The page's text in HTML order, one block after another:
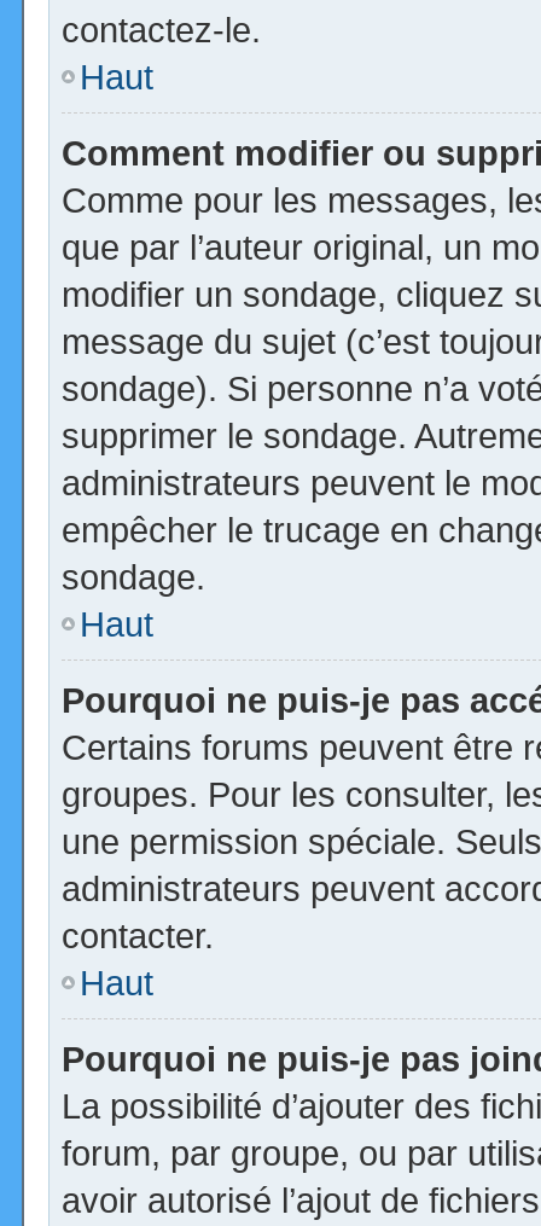
contactez-le.
Haut
Comment modifier ou
Comme pour les messages,
que par l’auteur original, un
modifier un sondage, cliquez
message du sujet (c’est
sondage). Si personne n’a
supprimer le sondage.
administrateurs peuvent le
empêcher le trucage en
sondage.
Haut
Pourquoi ne puis-je pas
Certains forums peuvent être
groupes. Pour les consulter,
une permission spéciale.
administrateurs peuvent
contacter.
Haut
Pourquoi ne puis-je pas
La possibilité d’ajouter des
forum, par groupe, ou par
avoir autorisé l’ajout de